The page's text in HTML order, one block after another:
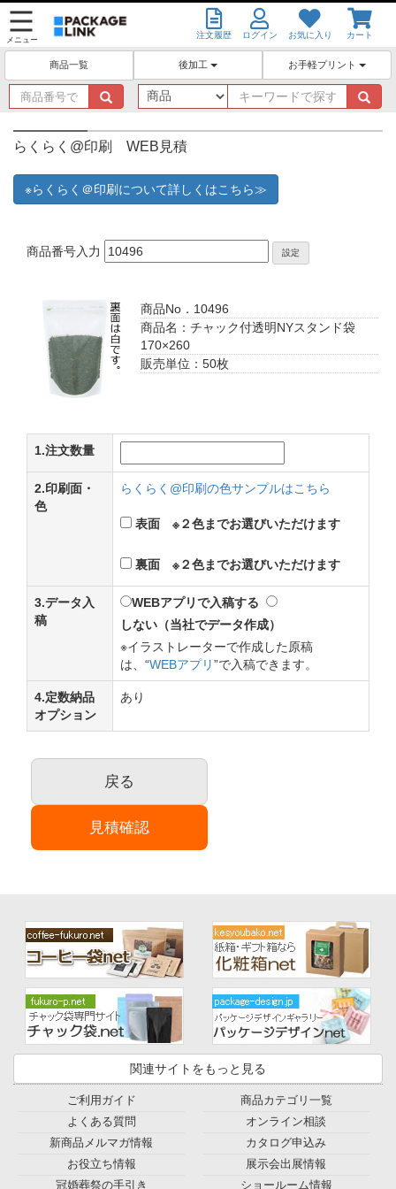
メニュー 注文履歴 ログイン お気に入り カート
商品一覧 後加工 お手軽プリント
商
品
番
号
す
キ
ー
ワ
らくらく@印刷 WEB見積
※らくらく＠印刷について詳しくはこちら≫
商品番号入力 設定
商品No．10496
商品名：チャック付透明NYスタンド袋
170×260
販売単位：50枚
1.注文数量
2.印刷面・
色
らくらく@印刷の色サンプルはこちら
表面 ※２色までお選びいただけます
裏面 ※２色までお選びいただけます
3.データ入
稿
WEBアプリで入稿する
しない（当社でデータ作成）
※イラストレーターで作成した原稿
は、“WEBアプリ”で入稿できます。
4.定数納品
オプション
あり
戻る
見積確認
関連サイトをもっと見る
ご利用ガイド
よくある質問
新商品メルマガ情報
お役立ち情報
冠婚葬祭の手引き
商品カテゴリ一覧
オンライン相談
カタログ申込み
展示会出展情報
ショールーム情報